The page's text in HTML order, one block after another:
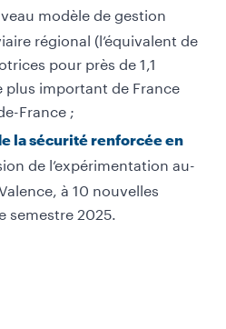
modèle de gestion
régional (l’équivalent de
pour près de 1,1
plus important de France
France ;
la sécurité renforcée en
de l’expérimentation au-
à 10 nouvelles
semestre 2025.